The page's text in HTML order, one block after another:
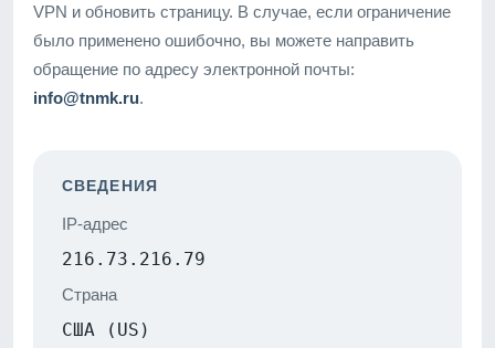
VPN и обновить страницу. В случае, если ограничение
было применено ошибочно, вы можете направить
обращение по адресу электронной почты:
info@tnmk.ru.
СВЕДЕНИЯ
IP-адрес
216.73.216.79
Страна
США (US)